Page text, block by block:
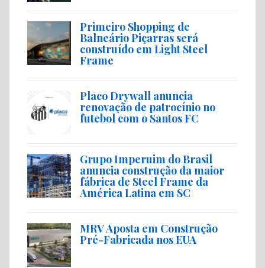
Primeiro Shopping de
Balneário Piçarras será
construído em Light Steel
Frame
Placo Drywall anuncia
renovação de patrocínio no
futebol com o Santos FC
Grupo Imperuim do Brasil
anuncia construção da maior
fábrica de Steel Frame da
América Latina em SC
MRV Aposta em Construção
Pré-Fabricada nos EUA